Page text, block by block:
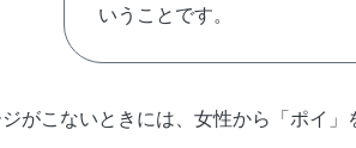
いうことです。
ジがこないときには、女性から「ポイ